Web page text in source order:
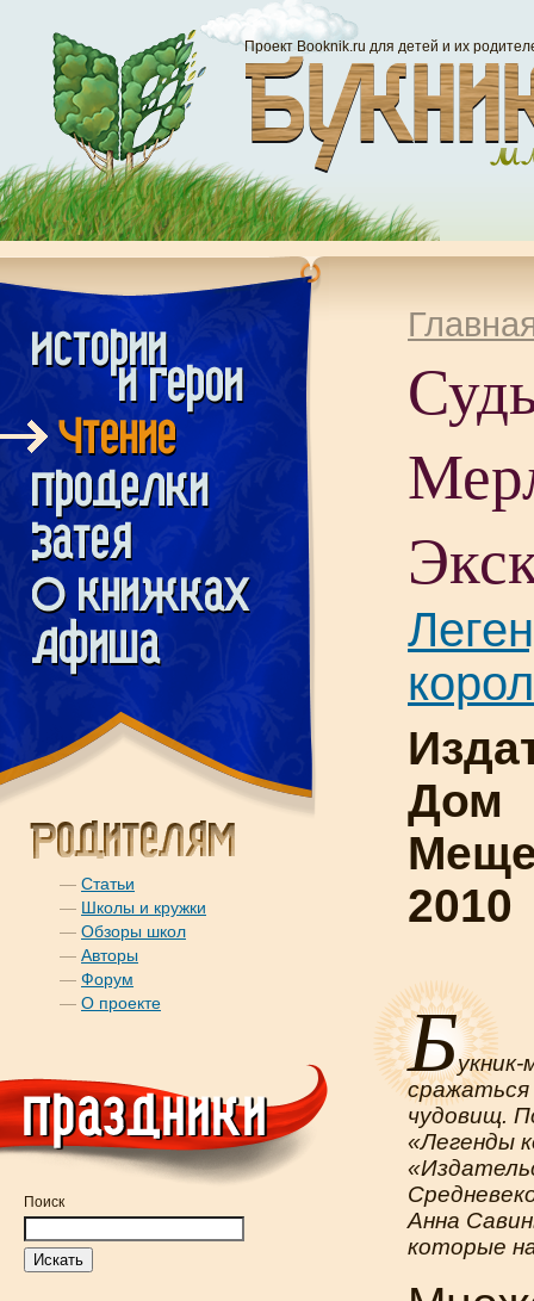
Проект Booknik.ru для детей и их
— Статьи
— Школы и кружки
— Обзоры школ
— Авторы
— Форум
— О проекте
Поиск
Дом
2010
Б
чудовищ.
«Легенды
Анна
которые